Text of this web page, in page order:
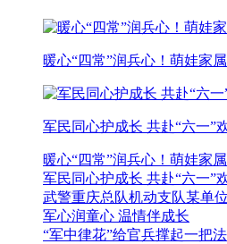
暖心“四常”润兵心！萌娃家
军民同心护成长 共赴“六一”
暖心“四常”润兵心！萌娃家属
军民同心护成长 共赴“六一”
武警重庆总队机动支队某单
军心润童心 温情伴成长
“军中律花”给官兵撑起一把